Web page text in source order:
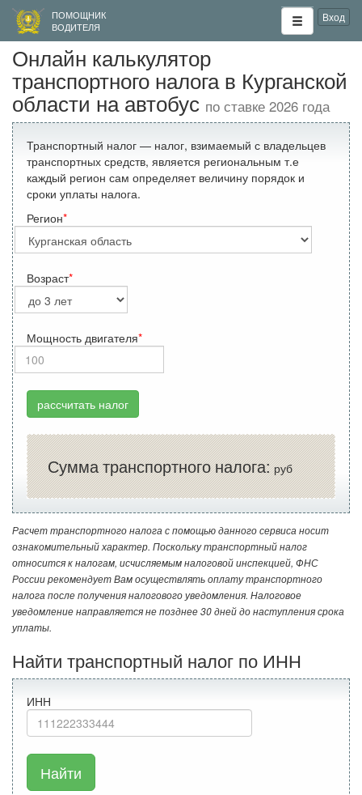
ПОМОЩНИК
ВОДИТЕЛЯ
Вход
Онлайн калькулятор
транспортного налога в Курганской
области на автобус по ставке 2026 года
Транспортный налог — налог, взимаемый с владельцев
транспортных средств, является региональным т.е
каждый регион сам определяет величину порядок и
сроки уплаты налога.
Регион
Возраст
Мощность двигателя
рассчитать налог
Сумма транспортного налога:руб
Расчет транспортного налога с помощью данного сервиса носит
ознакомительный характер. Поскольку транспортный налог
относится к налогам, исчисляемым налоговой инспекцией, ФНС
России рекомендует Вам осуществлять оплату транспортного
налога после получения налогового уведомления. Налоговое
уведомление направляется не позднее 30 дней до наступления срока
уплаты.
Найти транспортный налог по ИНН
ИНН
Найти